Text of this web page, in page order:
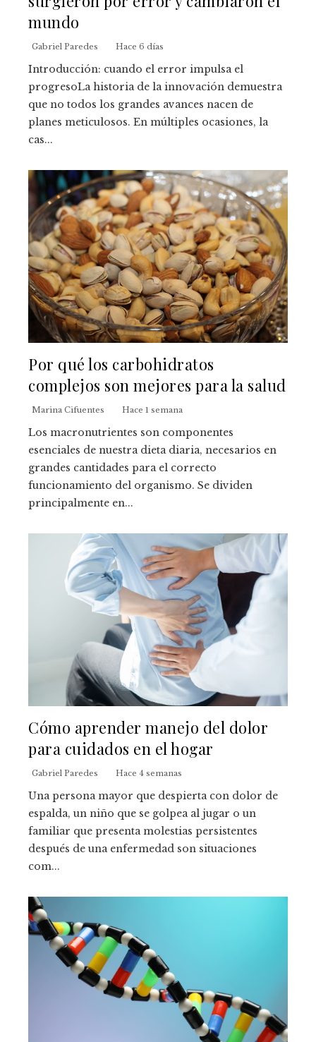
mundo
Gabriel Paredes Hace 6 días
Introducción: cuando el error impulsa el
progresoLa historia de la innovación demuestra
que no todos los grandes avances nacen de
planes meticulosos. En múltiples ocasiones, la
cas...
Por qué los carbohidratos
complejos son mejores para la salud
Marina Cifuentes Hace 1 semana
Los macronutrientes son componentes
esenciales de nuestra dieta diaria, necesarios en
grandes cantidades para el correcto
funcionamiento del organismo. Se dividen
principalmente en...
Cómo aprender manejo del dolor
para cuidados en el hogar
Gabriel Paredes Hace 4 semanas
Una persona mayor que despierta con dolor de
espalda, un niño que se golpea al jugar o un
familiar que presenta molestias persistentes
después de una enfermedad son situaciones
com...